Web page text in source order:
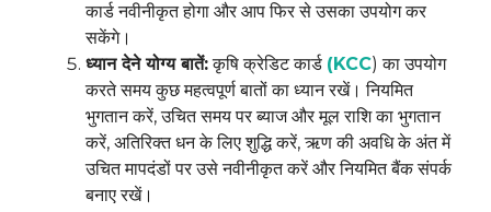
कार्ड नवीनीकृत होगा और आप फिर से उसका उपयोग कर
सकेंगे।
ध्यान देने योग्य बातें:कृषि क्रेडिट कार्ड (KCC) का उपयोग
करते समय कुछ महत्वपूर्ण बातों का ध्यान रखें। नियमित
भुगतान करें, उचित समय पर ब्याज और मूल राशि का भुगतान
करें, अतिरिक्त धन के लिए शुद्धि करें, ऋण की अवधि के अंत में
उचित मापदंडों पर उसे नवीनीकृत करें और नियमित बैंक संपर्क
बनाए रखें।